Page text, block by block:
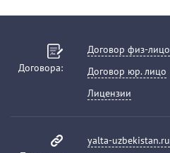
Договора:
Договор физ-лицо
Договор юр. лицо
Лицензии
yalta-uzbekistan.ru